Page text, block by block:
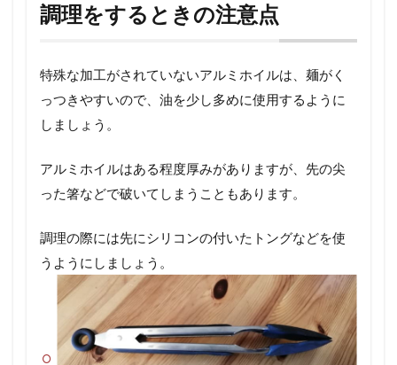
調理をするときの注意点
特殊な加工がされていないアルミホイルは、麺がく
っつきやすいので、油を少し多めに使用するように
しましょう。
アルミホイルはある程度厚みがありますが、先の尖
った箸などで破いてしまうこともあります。
調理の際には先にシリコンの付いたトングなどを使
うようにしましょう。